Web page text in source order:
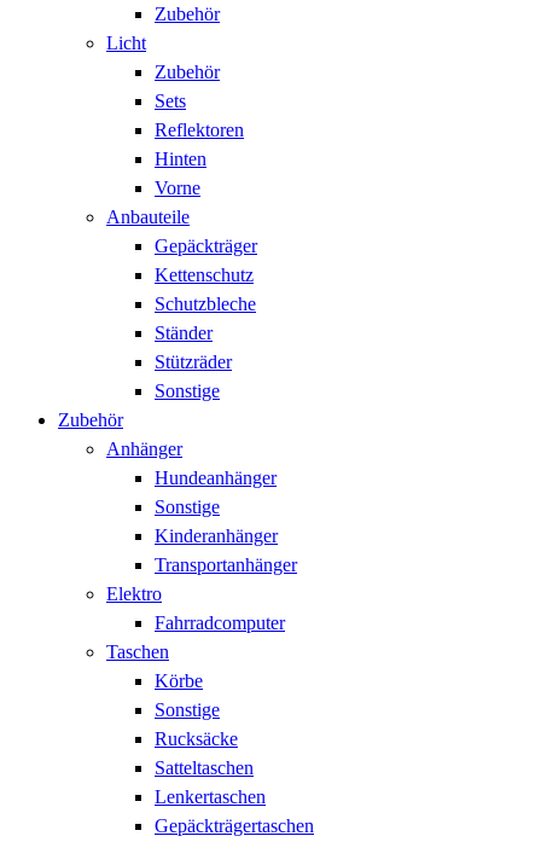
Zubehör
Licht
Zubehör
Sets
Reflektoren
Hinten
Vorne
Anbauteile
Gepäckträger
Kettenschutz
Schutzbleche
Ständer
Stützräder
Sonstige
Zubehör
Anhänger
Hundeanhänger
Sonstige
Kinderanhänger
Transportanhänger
Elektro
Fahrradcomputer
Taschen
Körbe
Sonstige
Rucksäcke
Satteltaschen
Lenkertaschen
Gepäckträgertaschen